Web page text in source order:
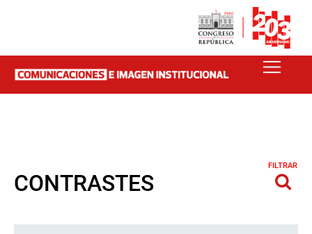
CONTRASTES
FILTRAR